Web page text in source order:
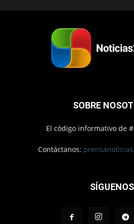
SOBRE
El código informativo de
Contáctanos:
SÍGUENOS